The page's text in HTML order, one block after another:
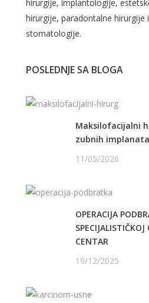
hirurgije, implantologije,
hirurgije, paradontalne hirurgije
stomatologije.
POSLEDNJE SA BLOGA
Maksilofacijalni
zubnih implanata
11/05/2026
OPERACIJA
CENTAR
19/12/2025